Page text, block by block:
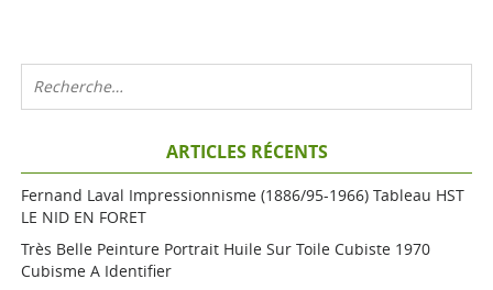
ARTICLES RÉCENTS
Fernand Laval Impressionnisme (1886/95-1966) Tableau HST
LE NID EN FORET
Très Belle Peinture Portrait Huile Sur Toile Cubiste 1970
Cubisme A Identifier